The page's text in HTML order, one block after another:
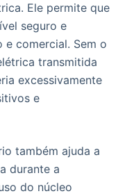
Ele permite que
seguro e
e comercial. Sem o
transmitida
excessivamente
e
também ajuda a
durante a
do núcleo